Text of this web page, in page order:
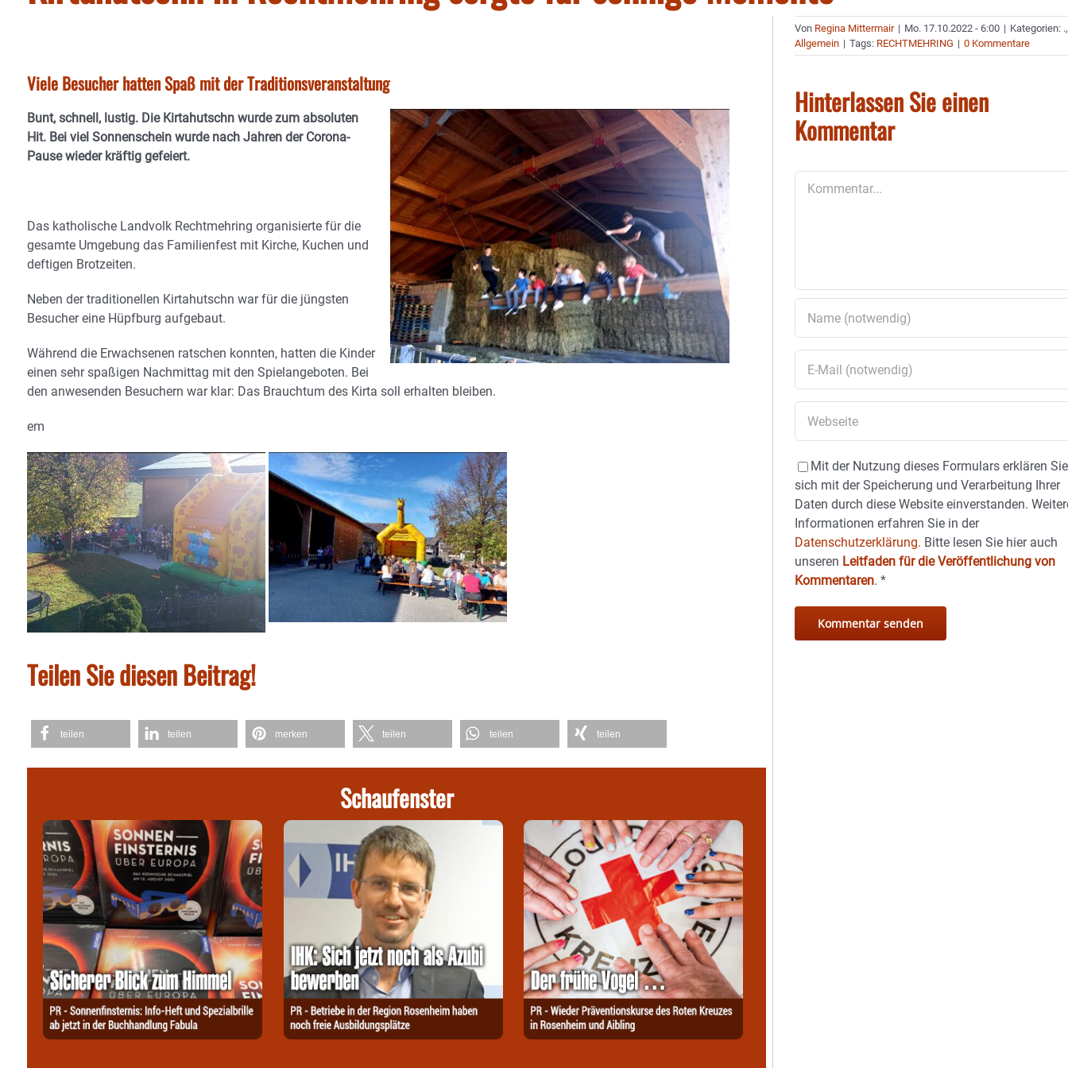
Viele Besucher hatten Spaß mit der Traditionsveranstaltung
Bunt, schnell, lustig. Die Kirtahutschn wurde zum absoluten
Hit. Bei viel Sonnenschein wurde nach Jahren der Corona-
Pause wieder kräftig gefeiert.
Das katholische Landvolk Rechtmehring organisierte für die
gesamte Umgebung das Familienfest mit Kirche, Kuchen und
deftigen Brotzeiten.
Neben der traditionellen Kirtahutschn war für die jüngsten
Besucher eine Hüpfburg aufgebaut.
Während die Erwachsenen ratschen konnten, hatten die Kinder
einen sehr spaßigen Nachmittag mit den Spielangeboten. Bei
den anwesenden Besuchern war klar: Das Brauchtum des Kirta soll erhalten bleiben.
em
Teilen Sie diesen Beitrag!
teilen teilen merken teilen teilen teilen
Schaufenster
Von Regina Mittermair | Mo. 17.10.2022 - 6:00 | Kategorien: .,
Allgemein | Tags: RECHTMEHRING | 0 Kommentare
Hinterlassen Sie einen
Kommentar
Mit der Nutzung dieses Formulars erklären Sie
sich mit der Speicherung und Verarbeitung Ihrer
Daten durch diese Website einverstanden.
Informationen erfahren Sie in der
Datenschutzerklärung. Bitte lesen Sie hier auch
unseren Leitfaden für die Veröffentlichung von
Kommentaren.*